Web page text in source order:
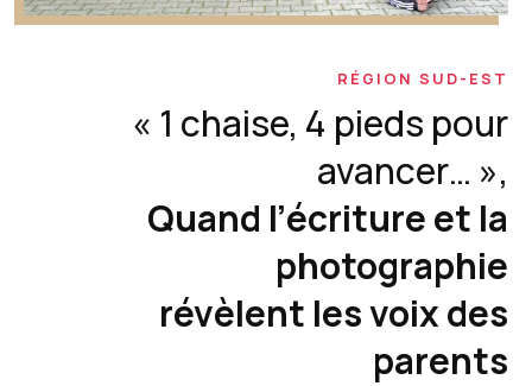
RÉGION SUD-EST
« 1 chaise, 4 pieds pour
avancer… »,
Quand l’écriture et la
photographie
révèlent les voix des
parents